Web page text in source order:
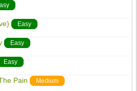
Easy
Easy
Easy
Pain Medium